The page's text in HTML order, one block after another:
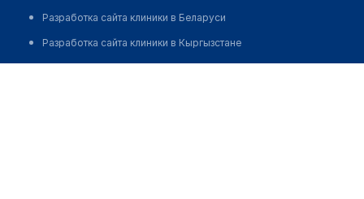
Разработка сайта клиники в Беларуси
Разработка сайта клиники в Кыргызстане